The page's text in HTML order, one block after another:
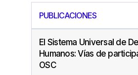
PUBLICACIONES
El Sistema Universal de
Humanos: Vías de
OSC